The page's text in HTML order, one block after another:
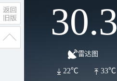
30.3
雷达图
33℃
22℃